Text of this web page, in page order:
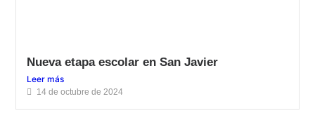
Nueva etapa escolar en San Javier
Leer más
14 de octubre de 2024